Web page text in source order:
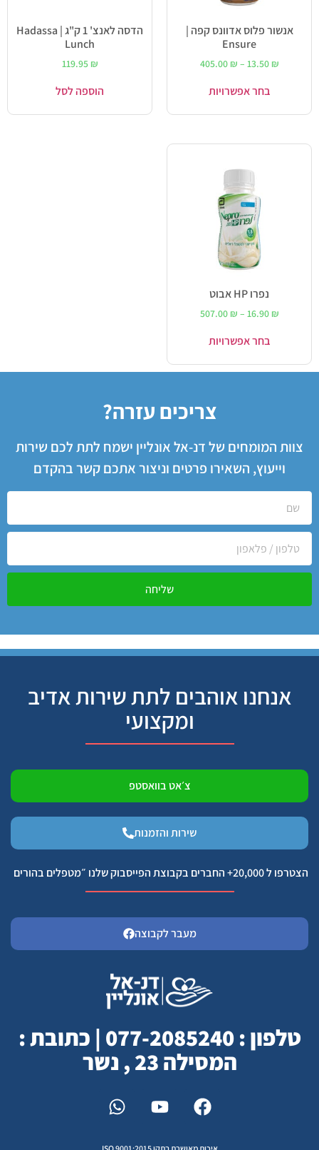
אנשור פלוס אדוונס קפה |
Ensure
13.50 ₪
–
405.00 ₪
בחר אפשרויות
הדסה לאנצ' 1 ק"ג | Hadassa
Lunch
119.95 ₪
הוספה לסל
נפרו HP אבוט
16.90 ₪
–
507.00 ₪
בחר אפשרויות
צריכים עזרה?
צוות המומחים של דנ-אל אונליין ישמח לתת לכם שירות
וייעוץ, השאירו פרטים וניצור אתכם קשר בהקדם
שליחה
אנחנו אוהבים לתת שירות אדיב
ומקצועי
צ׳אט בוואסטפ
שירות והזמנות
הצטרפו ל 20,000+ החברים בקבוצת הפייסבוק שלנו ״מטפלים בהורים
מעבר לקבוצה
טלפון : 077-2085240 | כתובת :
המסילה 23 , נשר